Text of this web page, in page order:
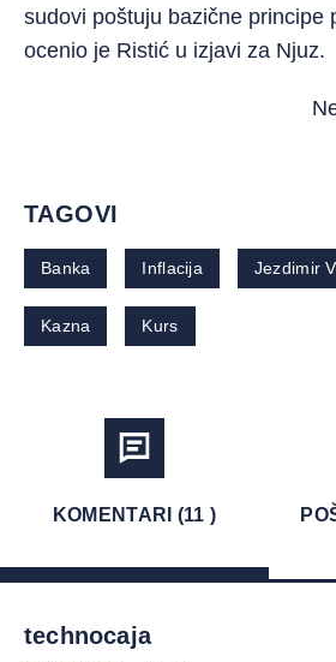
sudovi poštuju bazične principe
ocenio je Ristić u izjavi za Njuz.
TAGOVI
Banka Inflacija Jezdimir
Kazna Kurs
KOMENTARI (11 )
technocaja